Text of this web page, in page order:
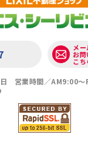
メ
お問
こち
日 営業時間／AM9:00